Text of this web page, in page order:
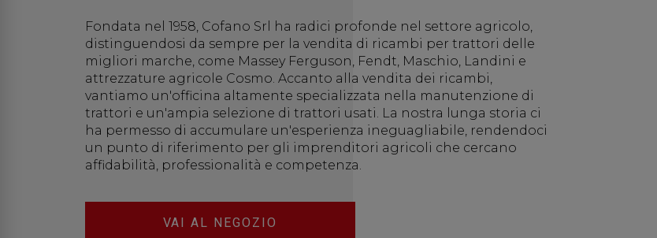
Fondata nel 1958, Cofano Srl ha radici profonde nel settore agricolo,
distinguendosi da sempre per la vendita di ricambi per trattori delle
migliori marche, come Massey Ferguson, Fendt, Maschio, Landini e
attrezzature agricole Cosmo. Accanto alla vendita dei ricambi,
vantiamo un'officina altamente specializzata nella manutenzione di
trattori e un'ampia selezione di trattori usati. La nostra lunga storia ci
ha permesso di accumulare un'esperienza ineguagliabile, rendendoci
un punto di riferimento per gli imprenditori agricoli che cercano
affidabilità, professionalità e competenza.
VAI AL NEGOZIO